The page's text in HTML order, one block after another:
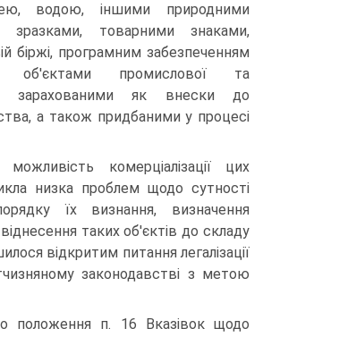
водою, іншими природними
зразками, товарними знаками,
біржі, програмним забезпеченням
об'єктами промислової та
зарахованими як внески до
а також придбаними у процесі
комерціалі­зації цих
низка проблем щодо сутності
їх ви­знання, визначення
таких об'єктів до складу
відкри­тим питання легалізації
законодавстві з метою
положення п. 16 Вказівок щодо